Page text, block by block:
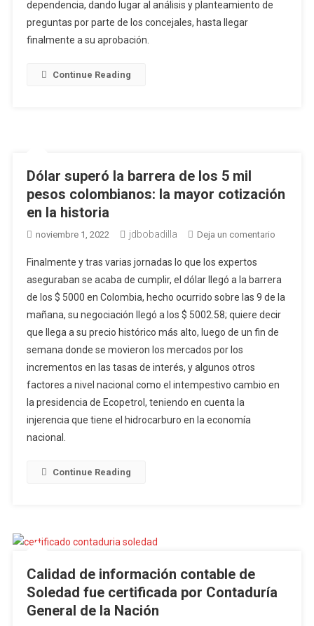
dependencia, dando lugar al análisis y planteamiento de
preguntas por parte de los concejales, hasta llegar
finalmente a su aprobación.
Continue Reading
Dólar superó la barrera de los 5 mil
pesos colombianos: la mayor cotización
en la historia
noviembre 1, 2022 jdbobadilla Deja un comentarioen
la
barrera
de
los
Finalmente y tras varias jornadas lo que los expertos
aseguraban se acaba de cumplir, el dólar llegó a la barrera
de los $ 5000 en Colombia, hecho ocurrido sobre las 9 de la
mañana, su negociación llegó a los $ 5002.58; quiere decir
que llega a su precio histórico más alto, luego de un fin de
semana donde se movieron los mercados por los
incrementos en las tasas de interés, y algunos otros
factores a nivel nacional como el intempestivo cambio en
la presidencia de Ecopetrol, teniendo en cuenta la
injerencia que tiene el hidrocarburo en la economía
nacional.
Continue Reading
Calidad de información contable de
Soledad fue certificada por Contaduría
General de la Nación